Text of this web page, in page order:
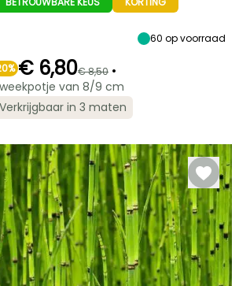
Uiteindelijke
planthoogte
Uiteindelijke
breedte
Blootstelling
Redelijke
plantperiode
September tot
November
Winterhardheid
Tot -29°C
60 op voorraad
€ 6,80€ 8,50 •
van 8/9 cm
Verkrijgbaar in 3 maten